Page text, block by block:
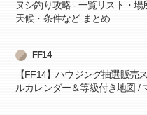
ヌシ釣り攻略 - 一覧リスト・場
天候・条件など まとめ
FF14
【FF14】ハウジング抽選販売
ルカレンダー＆等級付き地図 /